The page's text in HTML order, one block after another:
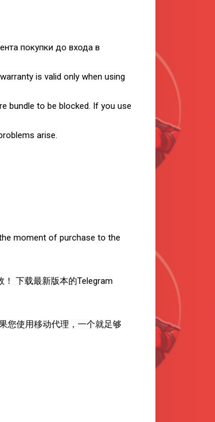
покупки до входа в
is valid only when using
bundle to be blocked. If you use
arise.
moment of purchase to the
下载最新版本的Telegram
您使用移动代理，一个就足够